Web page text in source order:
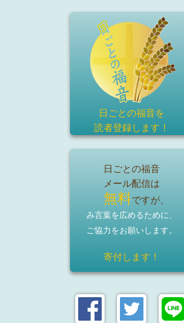
日ごとの福音を
読者登録します！
日ごとの福音
メール配信は
無料ですが、
み言葉を広めるために、
ご協力をお願いします。
寄付します！